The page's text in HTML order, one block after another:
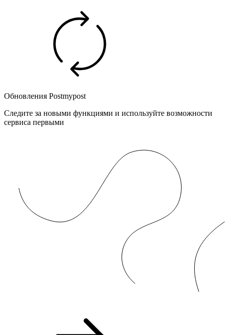
Обновления Postmypost
Следите за новыми функциями и используйте возможности
сервиса первыми